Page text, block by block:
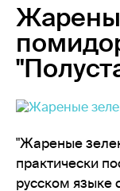
"Жареные
практически
русском языке